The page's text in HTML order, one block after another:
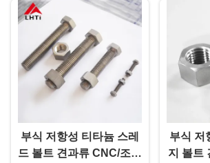
부식 저항성 티타늄 스레
드 볼트 견과류 CNC/조직
부식 저
지 볼트